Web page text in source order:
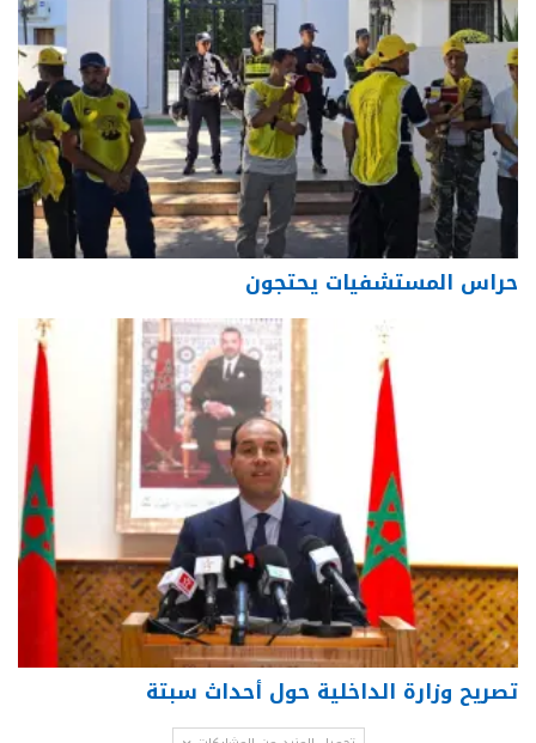
حراس المستشفيات يحتجون
تصريح وزارة الداخلية حول أحداث سبتة